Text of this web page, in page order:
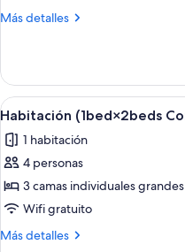
25
Más detalles
Más
(1bed×2beds
Connecting
25
3people)
Abrir
todas
las
fotos
de
Habitación
(1bed×2beds
1
Habitación (1bed×2beds
1 habitación
4 personas
3 camas individuales grandes
Wifi gratuito
Más detalles
Más